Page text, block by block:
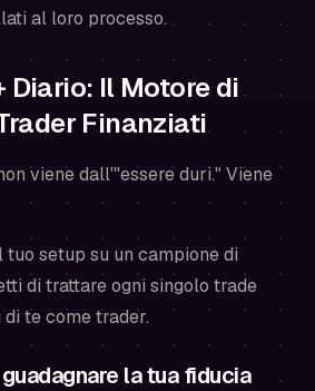
al loro processo.
Diario: Il Motore di
Finanziati
viene dall'"essere duri." Viene
setup su un campione di
di trattare ogni singolo trade
te come trader.
la tua fiducia